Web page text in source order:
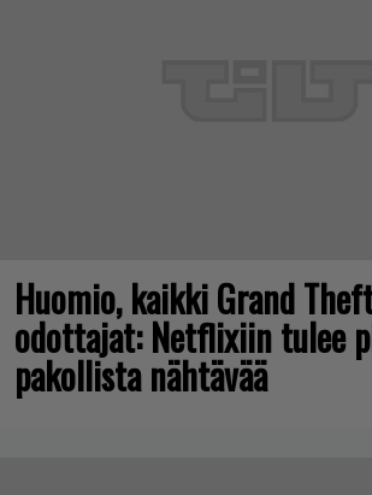
Huomio, kaikki Grand
odottajat: Netflixiin tulee
pakollista nähtävää